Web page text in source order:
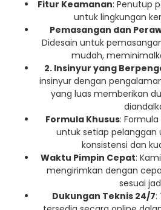
Fitur Keamanan: Penutup
untuk lingkungan
Pemasangan dan
Didesain untuk
mudah,
2. Insinyur yang
insinyur dengan
yang luas memberikan
Formula Khusus:
untuk setiap
konsistensi dan
Waktu Pimpin Cepat:
mengirimkan dengan
sesuai
Dukungan Teknis 24/7: